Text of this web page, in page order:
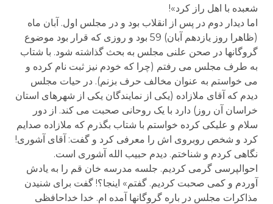
شعبده با اهل راز کرد»!
اما دیدار دوم در پس از انقلاب بود و در مجلس اول. آبان ماه
(ظاهرا روز یازدهم آبان) 59 بود و روزی که قرار بود موضوع
گروگانها در صحن علنی مجلس به بحث گذاشته شود. با شتاب
به طرف مجلس می رفتم (چرا که خودم نیز ثبت نام کرده و
می خواستم به عنوان مخالف حرف بزنم). در حیات مجلس
دیدم که آقای ملازاده (یکی از نمایندگان یکی از شهرهای استان
خراسان آن روز) دارد با یک روحانی صحبت می کند. از دور
سلام و علیکی کرده خواستم با شتاب بگذرم که ملازاده صدایم
کرد و شخص روبروی اش را معرفی کرد و گفت: آقای آشوری!
نگاهی کردم و شناختم. دیدم حبیب الله آشوری است.
احوالپرسی گرمی کردیم. جلسه مدرسه خان قم را به یادش
آوردم و کمی صحبت کردیم. گفتم» اینجا؟! گفت برای شنیدن
مذاکرات مجلس در باره گروگانها آمده ام. خدا خداحافظی